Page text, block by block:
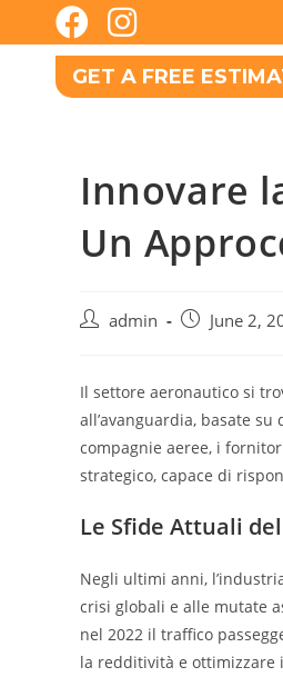
GET A FREE
Innovare
Un
admin June 2,
Il settore aeronautico si
all’avanguardia, basate
compagnie aeree, i
strategico, capace di
Le Sfide Attuali
Negli ultimi anni,
crisi globali e alle mutate
nel 2022 il traffico
la redditività e ottimizzare